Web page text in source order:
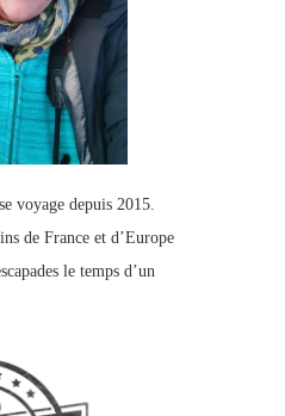
voyage depuis 2015.
de France et d’Europe
le temps d’un